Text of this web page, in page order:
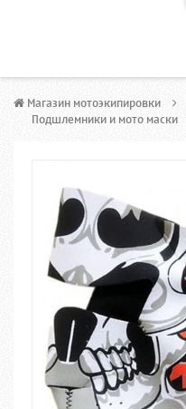
Магазин мотоэкипировки >
Подшлемники и мото маски